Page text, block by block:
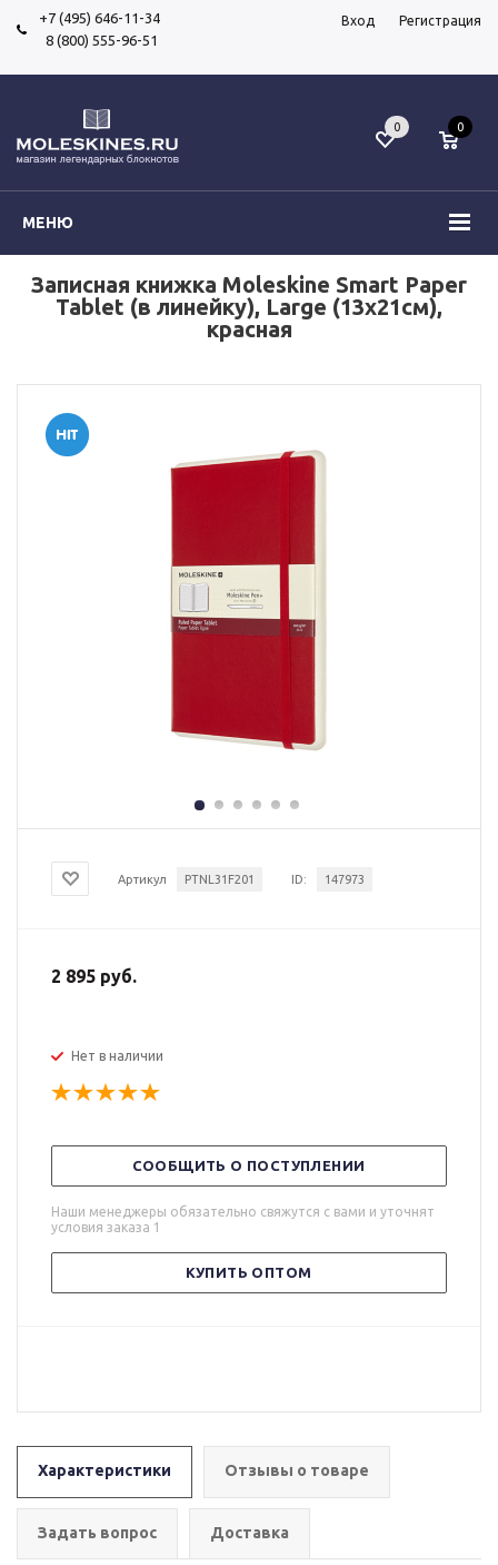
+7 (495) 646-11-34
8 (800) 555-96-51
Вход Регистрация
МЕНЮ
0 0
Записная книжка Moleskine Smart Paper
Tablet (в линейку), Large (13x21см),
красная
Артикул PTNL31F201 ID: 147973
2 895 руб.
Нет в наличии
СООБЩИТЬ О ПОСТУПЛЕНИИ
Наши менеджеры обязательно свяжутся с вами и уточнят
условия заказа 1
КУПИТЬ ОПТОМ
Характеристики Отзывы о товаре
Задать вопрос Доставка